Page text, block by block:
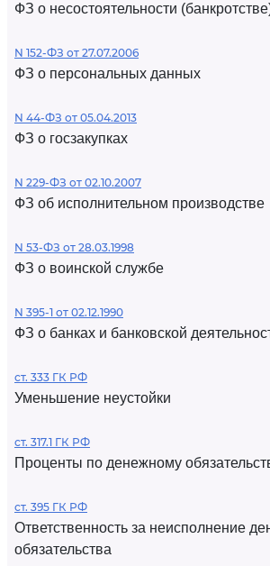
ФЗ о несостоятельности
N 152-ФЗ от 27.07.2006
ФЗ о персональных данных
N 44-ФЗ от 05.04.2013
ФЗ о госзакупках
N 229-ФЗ от 02.10.2007
ФЗ об исполнительном производстве
N 53-ФЗ от 28.03.1998
ФЗ о воинской службе
N 395-1 от 02.12.1990
ФЗ о банках и банковской
ст. 333 ГК РФ
Уменьшение неустойки
ст. 317.1 ГК РФ
Проценты по денежному
ст. 395 ГК РФ
Ответственность за неисполнение
обязательства